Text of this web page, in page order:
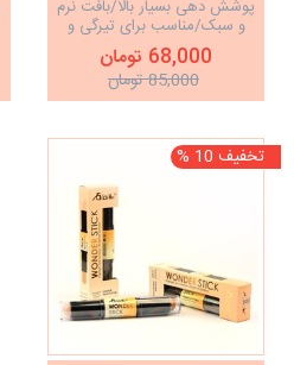
پوشش دهی بسیار بالا/بافت نرم
و سبک/مناسب برای تیرگی و
پف زیر چشم، تاریخ تولید
11/2020
68,000 تومان
85,000 تومان
تخفیف 10 %